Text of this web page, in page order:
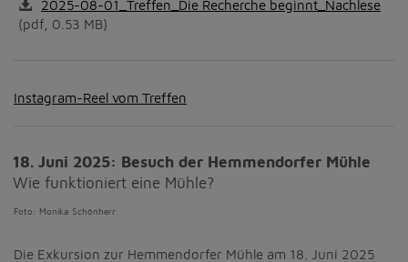
2025-08-01_Treffen_Die Recherche beginnt_Nachlese
(pdf, 0.53 MB)
Instagram-Reel vom Treffen
18. Juni 2025: Besuch der Hemmendorfer Mühle
Wie funktioniert eine Mühle?
Foto: Monika Schönherr
Die Exkursion zur Hemmendorfer Mühle am 18. Juni 2025